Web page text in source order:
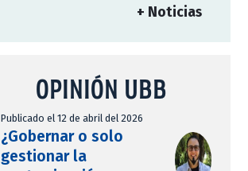
+ Noticias
OPINIÓN UBB
Publicado el 12 de abril del 2026
¿Gobernar o solo
gestionar la